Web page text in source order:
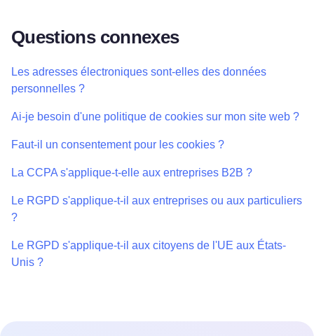
Questions connexes
Les adresses électroniques sont-elles des données
personnelles ?
Ai-je besoin d'une politique de cookies sur mon site web ?
Faut-il un consentement pour les cookies ?
La CCPA s'applique-t-elle aux entreprises B2B ?
Le RGPD s'applique-t-il aux entreprises ou aux particuliers
?
Le RGPD s'applique-t-il aux citoyens de l'UE aux États-
Unis ?